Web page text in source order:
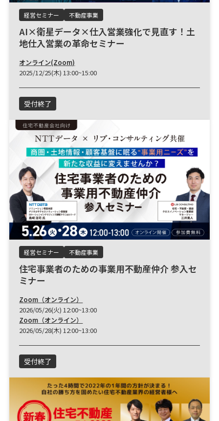
経営セミナー 不動産事業
AI×衛星データ×仕入営業強化で見直す！土
地仕入営業の革命セミナー
オンライン(Zoom)
2025/12/25(木) 13:00~15:00
受付終了
経営セミナー 不動産事業
住宅事業者のための事業用不動産仲介 参入セ
ミナー
Zoom（オンライン）
2026/05/26(火) 12:00~13:00
Zoom（オンライン）
2026/05/28(木) 12:00~13:00
受付終了